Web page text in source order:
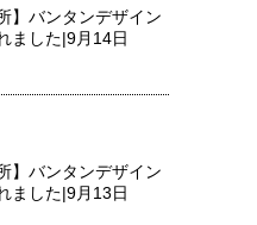
】バンタンデザイン
ました|9月14日
】バンタンデザイン
ました|9月13日